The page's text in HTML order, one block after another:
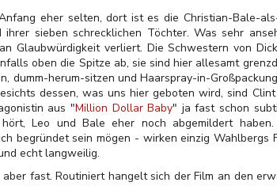
eher selten, dort ist es die Christian-Bale-
sieben schrecklichen Töchter. Was sehr
Glaubwürdigkeit verliert. Die Schwestern von
oben die Spitze ab, sie sind hier allesamt
dumm-herum-sitzen und Haarspray-in-
dessen, was uns hier geboten wird, sind
aus "Million Dollar Baby" ja fast schon
Leo und Bale eher noch abgemildert haben.
begründet sein mögen - wirken einzig Wahlbergs
echt langweilig.
fast. Routiniert hangelt sich der Film an den